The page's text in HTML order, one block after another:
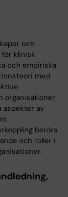
och
klinisk
och empiriska
med
organisationer
aspekter av
berörs
och roller i